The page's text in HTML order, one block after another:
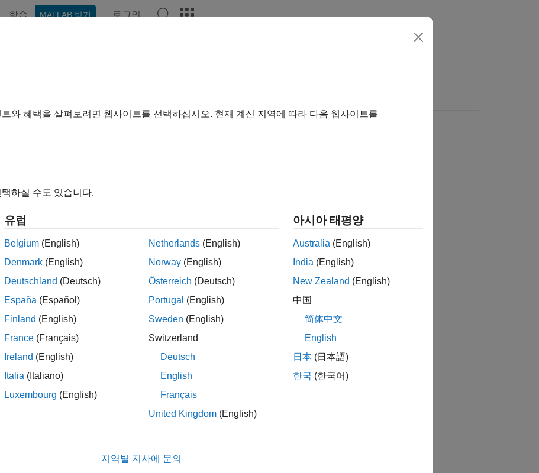
학습 MATLAB 받기 로그인
와 혜택을 살펴보려면 웹사이트를 선택하십시오. 현재 계신 지역에 따라 다음 웹사이트를
하실 수도 있습니다.
유럽
Belgium (English)
Denmark (English)
Deutschland (Deutsch)
España (Español)
Finland (English)
France (Français)
Ireland (English)
Italia (Italiano)
Luxembourg (English)
Netherlands (English)
Norway (English)
Österreich (Deutsch)
Portugal (English)
Sweden (English)
Switzerland
Deutsch
English
Français
United Kingdom (English)
아시아 태평양
Australia (English)
India (English)
New Zealand (English)
中国
简体中文
English
日本 (日本語)
한국 (한국어)
지역별 지사에 문의